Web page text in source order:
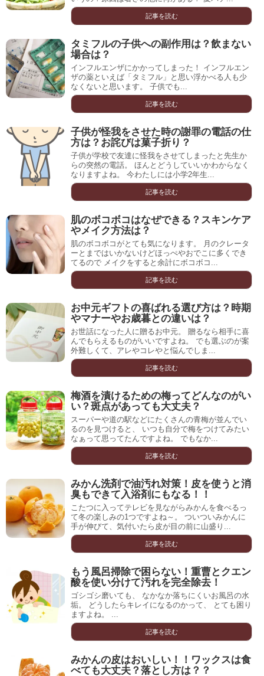
記事を読む
タミフルの子供への副作用は？飲まない
場合は？
インフルエンザにかかってしまった！ インフルエン
ザの薬といえば「タミフル」と思い浮かべる人も少
なくないと思います。 子供でも...
記事を読む
子供が怪我をさせた時の謝罪の電話の仕
方は？お詫びは菓子折り？
子供が学校で友達に怪我をさせてしまったと先生か
らの突然の電話。 ほんとどうしていいかわからなく
なりますよね。 今わたしには小学2年生...
記事を読む
肌のボコボコはなぜできる？スキンケア
やメイク方法は？
肌のボコボコがとても気になります。 月のクレータ
ーとまではいかないけどほっぺやおでこに多くでき
てるので メイクをすると余計にボコボコ...
記事を読む
お中元ギフトの喜ばれる選び方は？時期
やマナーやお歳暮との違いは？
お世話になった人に贈るお中元。 贈るなら相手に喜
んでもらえるものがいいですよね。 でも選ぶのが案
外難しくて、アレやコレやと悩んでしま...
記事を読む
梅酒を漬けるための梅ってどんなのがい
い？斑点があっても大丈夫？
スーパーや道の駅などにたくさんの青梅が並んでい
るのを見つけると、 いつも自分で梅をつけてみたい
なぁって思ってたんですよね。 でもなか...
記事を読む
みかん洗剤で油汚れ対策！皮を使うと消
臭もできて入浴剤にもなる！！
こたつに入ってテレビを見ながらみかんを食べるっ
て冬の楽しみの1つですよね～。 ついついみかんに
手が伸びて、気付いたら皮が目の前に山盛り...
記事を読む
もう風呂掃除で困らない！重曹とクエン
酸を使い分けて汚れを完全除去！
ゴシゴシ磨いても、 なかなか落ちにくいお風呂の水
垢。 どうしたらキレイになるのかって、 とても困り
ますよね。 ...
記事を読む
みかんの皮はおいしい！！ワックスは食
べても大丈夫？落とし方は？？